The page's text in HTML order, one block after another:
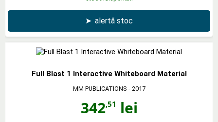
➤ alertă stoc
Full Blast 1 Interactive Whiteboard Material
MM PUBLICATIONS - 2017
342,51 lei